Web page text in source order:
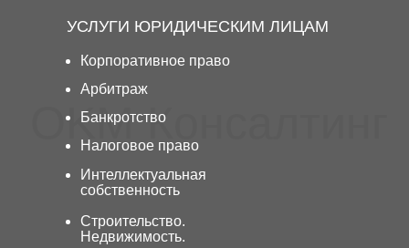
OKM Консалтинг
УСЛУГИ ЮРИДИЧЕСКИМ ЛИЦАМ
Корпоративное право
Арбитраж
Банкротство
Налоговое право
Интеллектуальная
собственность
Строительство.
Недвижимость.